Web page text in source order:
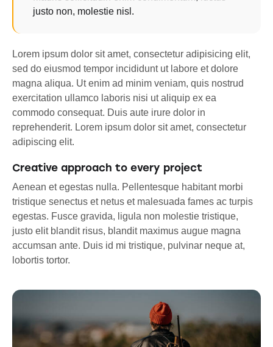
justo non, molestie nisl.
Lorem ipsum dolor sit amet, consectetur adipisicing elit,
sed do eiusmod tempor incididunt ut labore et dolore
magna aliqua. Ut enim ad minim veniam, quis nostrud
exercitation ullamco laboris nisi ut aliquip ex ea
commodo consequat. Duis aute irure dolor in
reprehenderit. Lorem ipsum dolor sit amet, consectetur
adipiscing elit.
Creative approach to every project
Aenean et egestas nulla. Pellentesque habitant morbi
tristique senectus et netus et malesuada fames ac turpis
egestas. Fusce gravida, ligula non molestie tristique,
justo elit blandit risus, blandit maximus augue magna
accumsan ante. Duis id mi tristique, pulvinar neque at,
lobortis tortor.